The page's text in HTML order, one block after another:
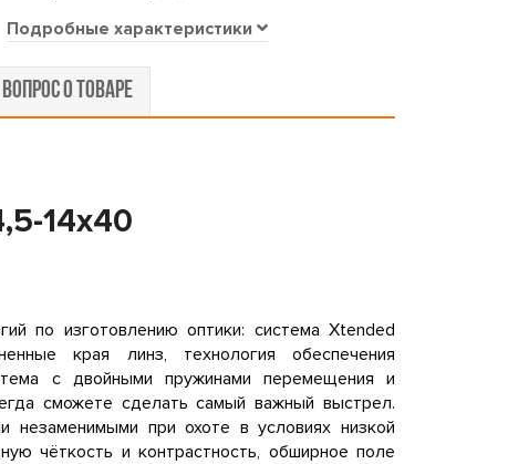
Подробные характеристики
О ТОВАРЕ
14x40
по изготовлению оптики: система Xtended
края линз, технология обеспечения
с двойными пружинами перемещения и
сможете сделать самый важный выстрел.
незаменимыми при охоте в условиях низкой
чёткость и контрастность, обширное поле